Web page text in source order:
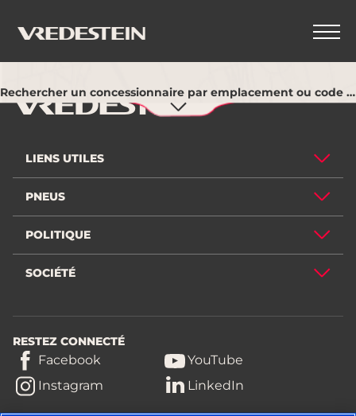
Rechercher un concessionnaire par emplacement ou code postal
LIENS UTILES
PNEUS
POLITIQUE
SOCIÉTÉ
RESTEZ CONNECTÉ
Facebook
YouTube
Instagram
LinkedIn